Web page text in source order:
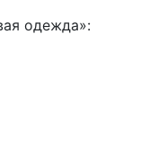
одежда»: